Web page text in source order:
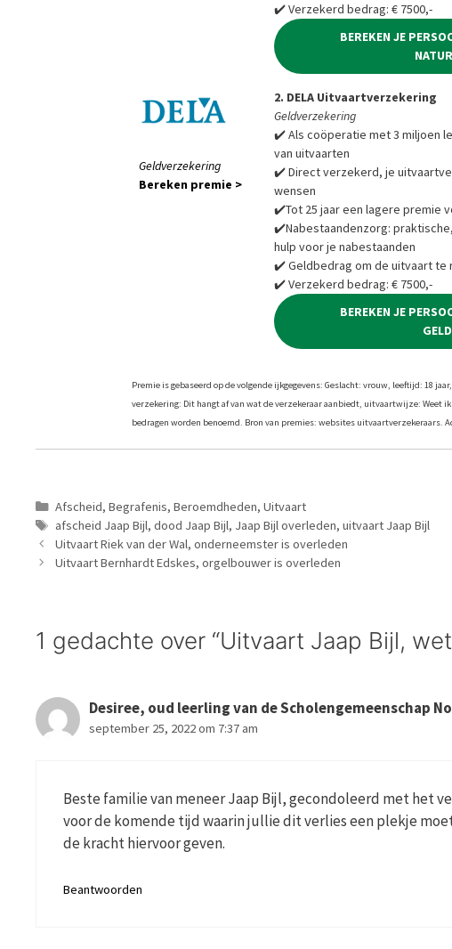
✔️ Verzekerd bedrag: € 7500,-
BEREKEN JE
Geldverzekering
Bereken premie >
2. DELA Uitvaartverzekering
Geldverzekering
✔️ Als coöperatie met 3 miljoen
van uitvaarten
✔️ Direct verzekerd, je
wensen
✔️Tot 25 jaar een lagere premie
✔️Nabestaandenzorg:
hulp voor je nabestaanden
✔️ Geldbedrag om de uitvaart te
✔️ Verzekerd bedrag: € 7500,-
BEREKEN JE
Premie is gebaseerd op de volgende ijkgegevens: Geslacht: vrouw, leeftijd: 18
verzekering: Dit hangt af van wat de verzekeraar aanbiedt, uitvaartwijze: Weet
bedragen worden benoemd. Bron van premies: websites uitvaartverzekeraars.
Categorieën
Afscheid, Begrafenis, Beroemdheden, Uitvaart
Tags
afscheid Jaap Bijl, dood Jaap Bijl, Jaap Bijl overleden, uitvaart Jaap Bijl
Uitvaart Riek van der Wal, onderneemster is overleden
Uitvaart Bernhardt Edskes, orgelbouwer is overleden
1 gedachte over “Uitvaart Jaap Bijl,
Desiree, oud leerling van de Scholengemeenschap
september 25, 2022 om 7:37 am
Beste familie van meneer Jaap Bijl, gecondoleerd met het
voor de komende tijd waarin jullie dit verlies een plekje
de kracht hiervoor geven.
Beantwoorden